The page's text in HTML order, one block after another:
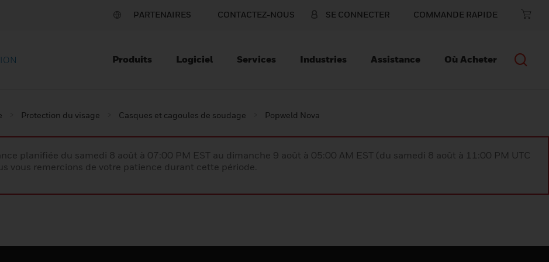
PARTENAIRES CONTACTEZ-NOUS SE CONNECTER COMMANDE RAPIDE
Produits Logiciel Services Industries Assistance Où Acheter
Protection du visage Casques et cagoules de soudage Popweld Nova
planifiée du samedi 8 août à 07:00 PM EST au dimanche 9 août à 05:00 AM EST (du samedi 8 août à 11:00 PM UTC
vous remercions de votre patience durant cette période.